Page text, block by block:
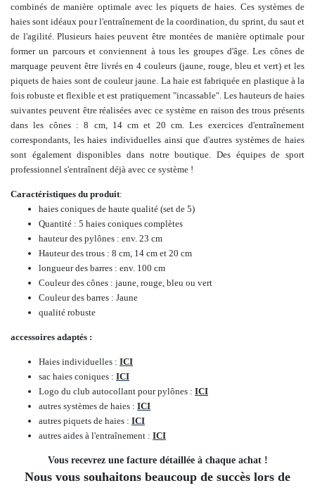
combinés de manière optimale avec les piquets de haies. Ces systèmes de
haies sont idéaux pour l'entraînement de la coordination, du sprint, du saut et
de l'agilité. Plusieurs haies peuvent être montées de manière optimale pour
former un parcours et conviennent à tous les groupes d'âge. Les cônes de
marquage peuvent être livrés en 4 couleurs (jaune, rouge, bleu et vert) et les
piquets de haies sont de couleur jaune. La haie est fabriquéeen plastique à la
fois robuste et flexibleet est pratiquement "incassable". Les hauteurs de haies
suivantes peuvent être réalisées avec ce système en raison des trous présents
dans les cônes : 8 cm, 14 cm et 20 cm. Les exercices d'entraînement
correspondants, les haies individuelles ainsi que d'autres systèmes de haies
sont également disponibles dans notre boutique. Des équipes de sport
professionnel s'entraînent déjà avec ce système !
Caractéristiques du produit:
haies coniques de haute qualité (set de 5)
Quantité : 5 haies coniques complètes
hauteur des pylônes : env. 23 cm
Hauteur des trous : 8 cm, 14 cm et 20 cm
longueur des barres : env. 100 cm
Couleur des cônes : jaune, rouge, bleu ou vert
Couleur des barres : Jaune
qualité robuste
accessoires adaptés :
Haies individuelles : ICI
sac haies coniques : ICI
Logo du club autocollant pour pylônes : ICI
autres systèmes de haies : ICI
autres piquets de haies : ICI
autres aides à l'entraînement : ICI
Vous recevrez une facture détaillée à chaque achat !
Nous vous souhaitons beaucoup de succès lors de